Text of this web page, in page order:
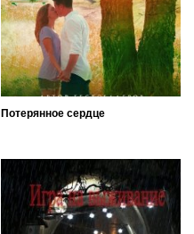
Потерянное сердце